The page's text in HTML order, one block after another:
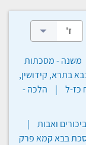
משנה - מסכתות
בתרא, קידושין,
כז-ל |
הלכה -
ואבות
|
בבא קמא פרק